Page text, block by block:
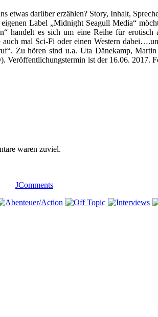
darüber erzählen? Story, Inhalt,
Label „Midnight Seagull Media“
es sich um eine Reihe für erotisch
mal Sci-Fi oder einen Western
Zu hören sind u.a. Uta Dänekamp,
ist der 16.06. 2017.
waren zuviel.
JComments